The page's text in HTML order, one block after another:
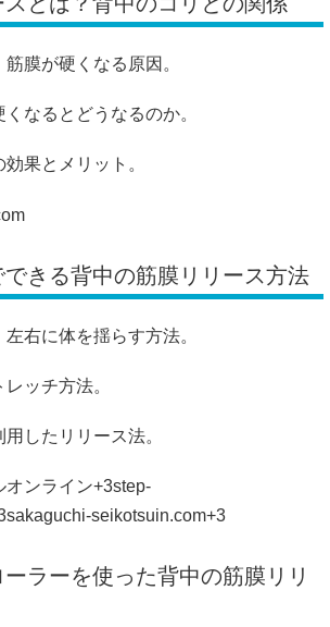
膜が硬くなる原因。
なるとどうなるのか。
果とメリット。
きる背中の筋膜リリース方法
右に体を揺らす方法。
ッチ方法。
したリリース法。
オンライン+3step-
sakaguchi-seikotsuin.com+3
ラーを使った背中の筋膜リリ